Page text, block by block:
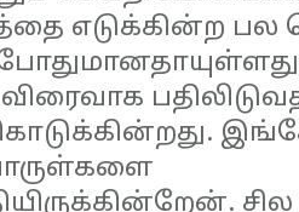
எடுக்கின்ற பல
இங்கே